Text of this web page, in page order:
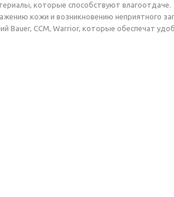
которые способствуют влагоотдаче.
кожи и возникновению неприятного
Bauer, CCM, Warrior, которые обеспечат